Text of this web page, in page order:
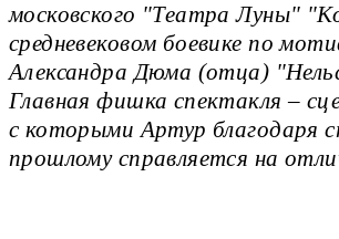
московского "Театра Луны"
средневековом боевике по
Александра Дюма (отца)
Главная фишка спектакля –
с которыми Артур благодаря
прошлому справляется на